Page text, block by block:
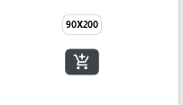
90X200
add_shopping_cart